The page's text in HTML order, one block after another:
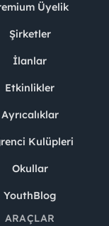
Üyelik
Şirketler
İlanlar
Etkinlikler
Ayrıcalıklar
Kulüpleri
Okullar
YouthBlog
ARAÇLAR